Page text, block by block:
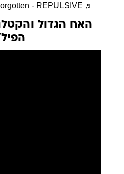
♬ Forgotten - REPULSIVE
האח הגדול